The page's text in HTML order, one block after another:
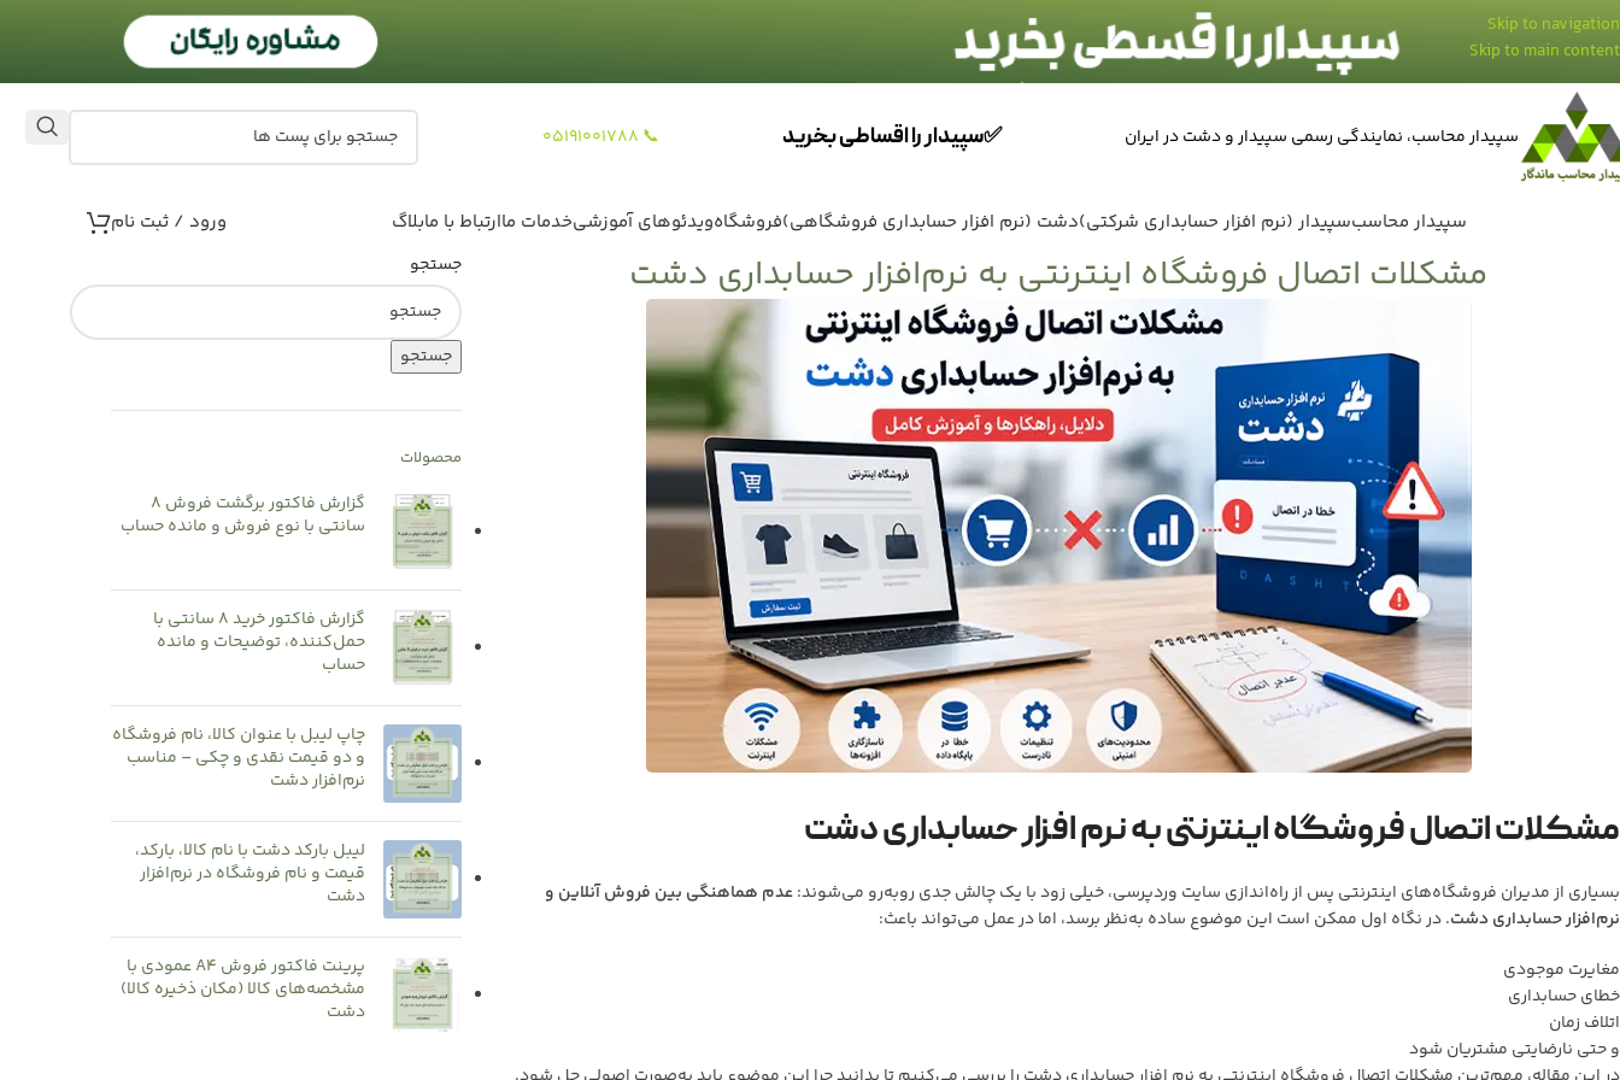
Skip to navigation
Skip to main content
سپیدار محاسب، نمایندگی رسمی سپیدار و دشت در ایران ✅سپیدار را اقساطی بخرید 📞 05191001788
سپیدار محاسبسپیدار (نرم افزار حسابداری شرکتی)دشت (نرم افزار حسابداری فروشگاهی)فروشگاهویدئوهای آموزشیخدمات ماارتباط با مابلاگ ورود / ثبت نام
مشکلات اتصال فروشگاه اینترنتی به نرم‌افزار حسابداری دشت
مشکلات اتصال فروشگاه اینترنتی به نرم افزار حسابداری دشت
بسیاری از مدیران فروشگاه‌های اینترنتی پس از راه‌اندازی سایت وردپرسی، خیلی زود با یک چالش جدی روبه‌رو می‌شوند:عدم هماهنگی بین فروش آنلاین و
نرم‌افزار حسابداری دشت. در نگاه اول ممکن است این موضوع ساده به‌نظر برسد، اما در عمل می‌تواند باعث:
مغایرت موجودی
خطای حسابداری
اتلاف زمان
و حتی نارضایتی مشتریان شود
جستجو
جستجو
محصولات
گزارش فاکتور برگشت فروش 8
سانتی با نوع فروش و مانده حساب
گزارش فاکتور خرید 8 سانتی با
حمل‌کننده، توضیحات و مانده
حساب
چاپ لیبل با عنوان کالا، نام فروشگاه
و دو قیمت نقدی و چکی – مناسب
نرم‌افزار دشت
لیبل بارکد دشت با نام کالا، بارکد،
قیمت و نام فروشگاه در نرم‌افزار
دشت
پرینت فاکتور فروش A4 عمودی با
مشخصه‌های کالا (مکان ذخیره کالا)
دشت